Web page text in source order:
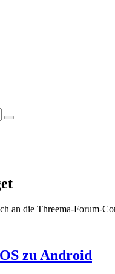
an die Threema-Forum-
zu Android